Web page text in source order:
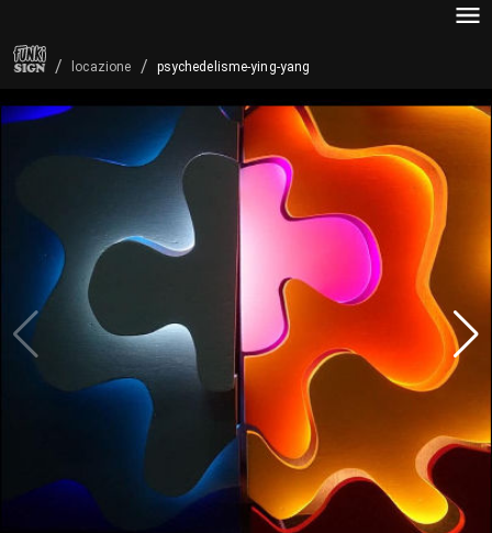
/ locazione / psychedelisme-ying-yang